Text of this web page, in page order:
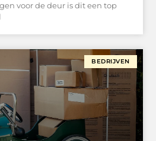
voor de deur is dit een top
BEDRIJVEN